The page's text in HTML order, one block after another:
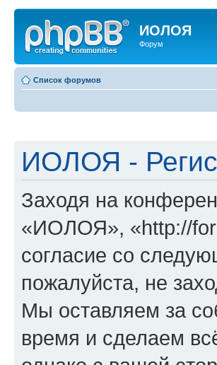
ИОЛОЯ
Форум
Список форумов
ИОЛОЯ -
Заходя на
«ИОЛОЯ», «http://
согласие со
пожалуйста, не
Мы оставляем за
время и сделаем